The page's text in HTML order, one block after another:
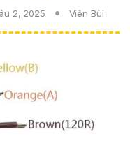
2, 2025 Viên Bùi